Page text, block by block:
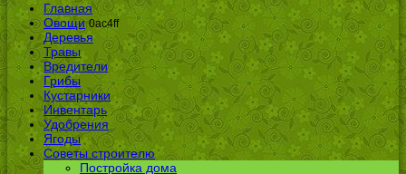
Главная
Овощи 0ac4ff
Деревья
Травы
Вредители
Грибы
Кустарники
Инвентарь
Удобрения
Ягоды
Советы строителю
Постройка дома